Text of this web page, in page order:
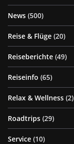
News (500)
Reise & Flüge (20)
Reiseberichte (49)
Reiseinfo (65)
Relax & Wellness (2)
Roadtrips (29)
Service (10)